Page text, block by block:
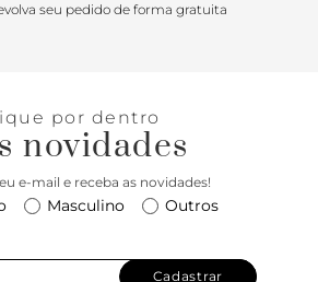
seu pedido de forma gratuita
por dentro
novidades
e-mail e receba as novidades!
Masculino Outros
Cadastrar